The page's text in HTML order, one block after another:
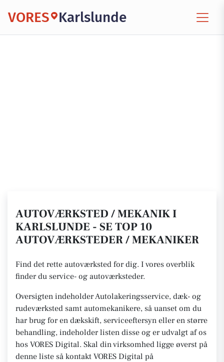
VORES Karlslunde
AUTOVÆRKSTED / MEKANIK I
KARLSLUNDE - SE TOP 10
AUTOVÆRKSTEDER / MEKANIKER
Find det rette autoværksted for dig. I vores overblik
finder du service- og autoværksteder.
Oversigten indeholder Autolakeringsservice, dæk- og
rudeværksted samt automekanikere, så uanset om du
har brug for en dækskift, serviceeftersyn eller en større
behandling, indeholder listen disse og er udvalgt af os
hos VORES Digital. Skal din virksomhed ligge øverst på
denne liste så kontakt VORES Digital på